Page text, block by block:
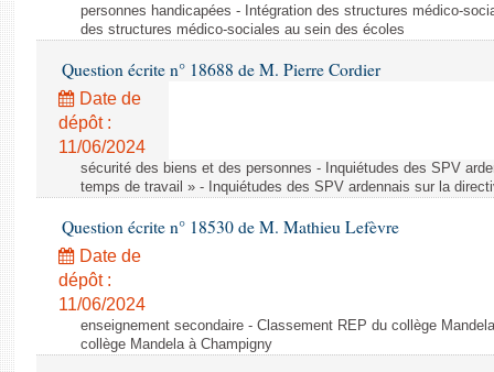
personnes handicapées - Intégration des structures médico-
des structures médico-sociales au sein des écoles
Question écrite n° 18688 de M. Pierre Cordier
Date de
dépôt :
11/06/2024
sécurité des biens et des personnes - Inquiétudes des SPV
temps de travail » - Inquiétudes des SPV ardennais sur la
Question écrite n° 18530 de M. Mathieu Lefèvre
Date de
dépôt :
11/06/2024
enseignement secondaire - Classement REP du collège
collège Mandela à Champigny